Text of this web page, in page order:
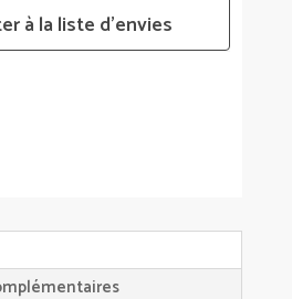
à la liste d’envies